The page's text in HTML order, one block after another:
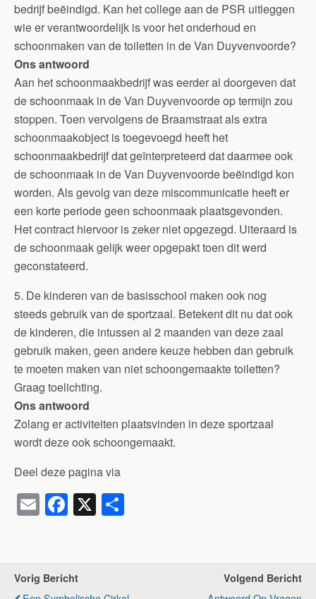
bedrijf beëindigd. Kan het college aan de PSR uitleggen
wie er verantwoordelijk is voor het onderhoud en
schoonmaken van de toiletten in de Van Duyvenvoorde?
Ons antwoord
Aan het schoonmaakbedrijf was eerder al doorgeven dat
de schoonmaak in de Van Duyvenvoorde op termijn zou
stoppen. Toen vervolgens de Braamstraat als extra
schoonmaakobject is toegevoegd heeft het
schoonmaakbedrijf dat geïnterpreteerd dat daarmee ook
de schoonmaak in de Van Duyvenvoorde beëindigd kon
worden. Als gevolg van deze miscommunicatie heeft er
een korte periode geen schoonmaak plaatsgevonden.
Het contract hiervoor is zeker niet opgezegd. Uiteraard is
de schoonmaak gelijk weer opgepakt toen dit werd
geconstateerd.
5. De kinderen van de basisschool maken ook nog
steeds gebruik van de sportzaal. Betekent dit nu dat ook
de kinderen, die intussen al 2 maanden van deze zaal
gebruik maken, geen andere keuze hebben dan gebruik
te moeten maken van niet schoongemaakte toiletten?
Graag toelichting.
Ons antwoord
Zolang er activiteiten plaatsvinden in deze sportzaal
wordt deze ook schoongemaakt.
Deel deze pagina via
E
m
F
a
e
X
n
Vorig Bericht Volgend Bericht